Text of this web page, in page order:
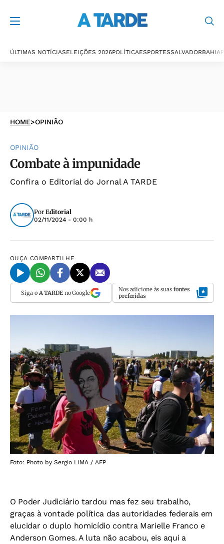
ÚLTIMAS NOTÍCIASELEIÇÕES 2026POLÍTICAESPORTESSALVADORBAHIA
HOME>OPINIÃO
OPINIÃO
Combate à impunidade
Confira o Editorial do Jornal A TARDE
Por Editorial
02/11/2024 - 0:00 h
OUÇA COMPARTILHE
Siga o A TARDEno Google Nos adicione às suas fontes
preferidas
Foto: Photo by Sergio LIMA / AFP
O Poder Judiciário tardou mas fez seu trabalho,
graças à vontade política das autoridades federais em
elucidar o duplo homicídio contra Marielle Franco e
Anderson Gomes. A luta não acabou, eis aqui a